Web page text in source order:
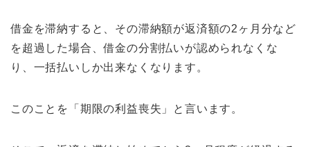
借金を滞納すると、その滞納額が返済額の2ヶ月分など
を超過した場合、借金の分割払いが認められなくな
り、一括払いしか出来なくなります。
このことを「期限の利益喪失」と言います。